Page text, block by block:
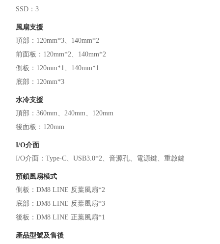
SSD ： 3
風扇支援
頂部 ： 120mm*3
140mm*2
前面板 ： 120mm*2
140mm*2
側板 ： 120mm*1
140mm*1
底部 ： 120mm*3
水冷支援
頂部 ： 360mm 240mm
120mm
後面板 ： 120mm
I/O介面
I/O介面 ： Type-C USB3.0*2 音源孔 電源鍵 重啟鍵
預鎖風扇模式
側板：DM8 LINE 反葉風扇*2
底部：DM8 LINE 反葉風扇*3
後板：DM8 LINE 正葉風扇*1
產品型號及售後